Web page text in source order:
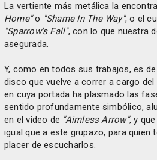
La vertiente más metálica la
Home"o "Shame In The Way", o el
"Sparrow's Fall", con lo que nuestra
asegurada.
Y, como en todos sus trabajos, es
disco que vuelve a correr a cargo del
en cuya portada ha plasmado las
sentido profundamente simbólico,
en el video de "Aimless Arrow", y
igual que a este grupazo, para quien
placer de escucharlos.